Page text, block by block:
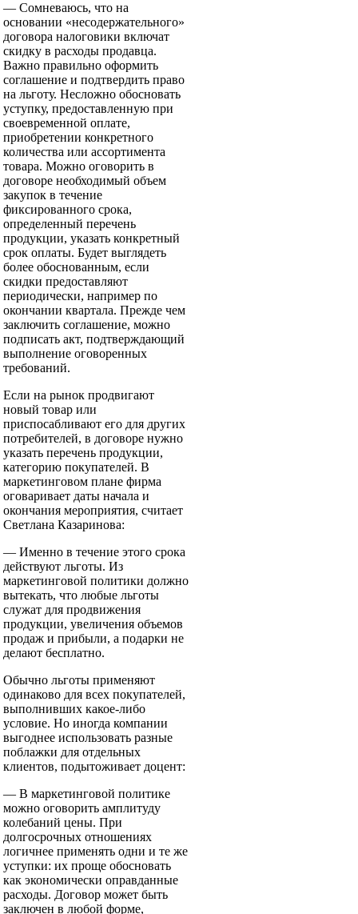
— Сомневаюсь, что на
основании «несодержательного»
договора налоговики включат
скидку в расходы продавца.
Важно правильно оформить
соглашение и подтвердить право
на льготу. Несложно обосновать
уступку, предоставленную при
своевременной оплате,
приобретении конкретного
количества или ассортимента
товара. Можно оговорить в
договоре необходимый объем
закупок в течение
фиксированного срока,
определенный перечень
продукции, указать конкретный
срок оплаты. Будет выглядеть
более обоснованным, если
скидки предоставляют
периодически, например по
окончании квартала. Прежде чем
заключить соглашение, можно
подписать акт, подтверждающий
выполнение оговоренных
требований.
Если на рынок продвигают
новый товар или
приспосабливают его для других
потребителей, в договоре нужно
указать перечень продукции,
категорию покупателей. В
маркетинговом плане фирма
оговаривает даты начала и
окончания мероприятия, считает
Светлана Казаринова:
— Именно в течение этого срока
действуют льготы. Из
маркетинговой политики должно
вытекать, что любые льготы
служат для продвижения
продукции, увеличения объемов
продаж и прибыли, а подарки не
делают бесплатно.
Обычно льготы применяют
одинаково для всех покупателей,
выполнивших какое-либо
условие. Но иногда компании
выгоднее использовать разные
поблажки для отдельных
клиентов, подытоживает доцент:
— В маркетинговой политике
можно оговорить амплитуду
колебаний цены. При
долгосрочных отношениях
логичнее применять одни и те же
уступки: их проще обосновать
как экономически оправданные
расходы. Договор может быть
заключен в любой форме,